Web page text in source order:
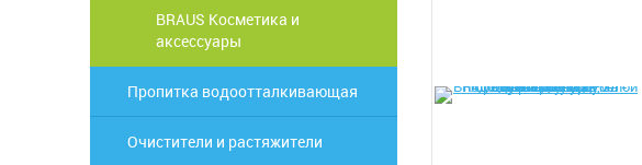
BRAUS Косметика и
аксессуары
Пропитка водоотталкивающая
Очистители и растяжители